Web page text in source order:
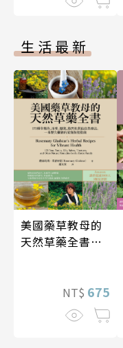
生活最新
美國藥草教母的
天然草藥全書
NT$ 675